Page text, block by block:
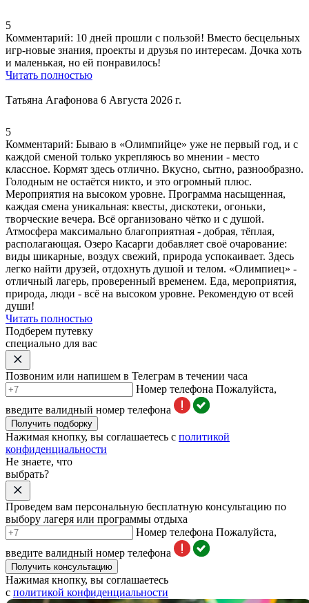
5
Комментарий: 10 дней прошли с пользой! Вместо бесцельных
игр-новые знания, проекты и друзья по интересам. Дочка хоть
и маленькая, но ей понравилось!
Читать полностью
Татьяна Агафонова 6 Августа 2026 г.
5
Комментарий: Бываю в «Олимпийце» уже не первый год, и с
каждой сменой только укрепляюсь во мнении - место
классное. Кормят здесь отлично. Вкусно, сытно, разнообразно.
Голодным не остаётся никто, и это огромный плюс.
Мероприятия на высоком уровне. Программа насыщенная,
каждая смена уникальная: квесты, дискотеки, огоньки,
творческие вечера. Всё организовано чётко и с душой.
Атмосфера максимально благоприятная - добрая, тёплая,
располагающая. Озеро Касарги добавляет своё очарование:
виды шикарные, воздух свежий, природа успокаивает. Здесь
легко найти друзей, отдохнуть душой и телом. «Олимпиец» -
отличный лагерь, проверенный временем. Еда, мероприятия,
природа, люди - всё на высоком уровне. Рекомендую от всей
души!
Читать полностью
Подберем путевку
специально для вас
Позвоним или напишем в Телеграм в течении часа
Номер телефона Пожалуйста,
введите валидный номер телефона
Получить подборку
Нажимая кнопку, вы соглашаетесь с политикой
конфиденциальности
Не знаете, что
выбрать?
Проведем вам персональную бесплатную консультацию по
выбору лагеря или программы отдыха
Номер телефона Пожалуйста,
введите валидный номер телефона
Получить консультацию
Нажимая кнопку, вы соглашаетесь
с политикой конфиденциальности